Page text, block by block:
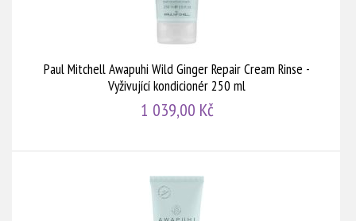
Paul Mitchell Awapuhi Wild Ginger Repair Cream Rinse -
Vyživující kondicionér 250 ml
1 039,00 Kč